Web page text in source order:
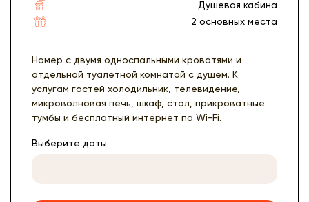
Душевая кабина
2 основных места
Номер с двумя односпальными кроватями и
отдельной туалетной комнатой с душем. К
услугам гостей холодильник, телевидение,
микроволновая печь, шкаф, стол, прикроватные
тумбы и бесплатный интернет по Wi-Fi.
Выберите даты